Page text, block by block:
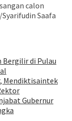
calon
Saafa
Bergilir di Pulau
Mendiktisaintek
Gubernur